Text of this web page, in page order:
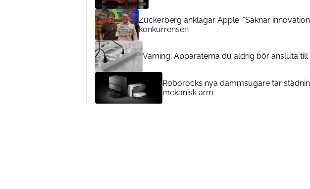
Zuckerberg anklagar Apple: ”Saknar
konkurrensen
Varning: Apparaterna du aldrig bör ansluta
Roborocks nya dammsugare tar
mekanisk arm